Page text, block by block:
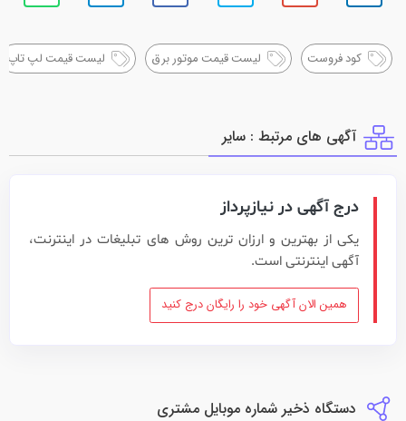
کود فروست لیست قیمت موتور برق لیست قیمت لپ تاپ
آگهی های مرتبط : ساير
درج آگهی در نیازپرداز
یکی از بهترین و ارزان ترین روش های تبلیغات در اینترنت،
آگهی اینترنتی است.
همین الان آگهی خود را رایگان درج کنید
دستگاه ذخیر شماره موبایل مشتری